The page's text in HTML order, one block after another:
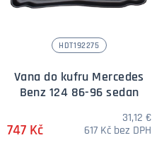
HDT192275
Vana do kufru Mercedes
Benz 124 86-96 sedan
747 Kč
31,12 €
617 Kč bez DPH